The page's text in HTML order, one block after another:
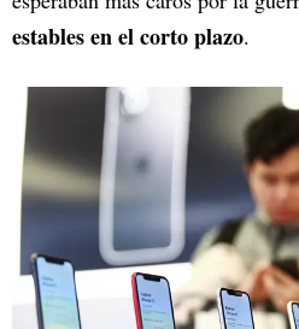
estables en el corto plazo.